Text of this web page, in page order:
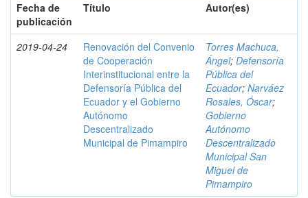
Fecha de
publicación
Título Autor(es)
2019-04-24
Renovación del Convenio
de Cooperación
Interinstitucional entre la
Defensoría Pública del
Ecuador y el Gobierno
Autónomo
Descentralizado
Municipal de Pimampiro
Torres Machuca,
Ángel; Defensoría
Pública del
Ecuador; Narváez
Rosales, Óscar;
Gobierno
Autónomo
Descentralizado
Municipal San
Miguel de
Pimampiro